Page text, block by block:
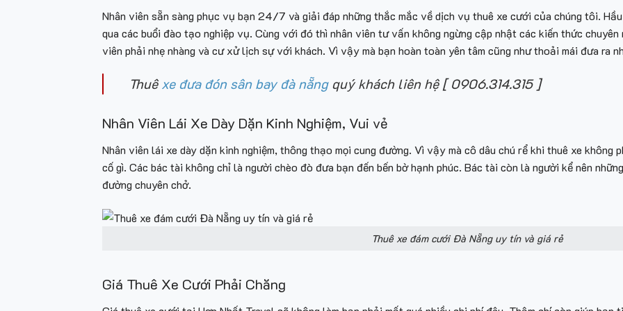
Nhân viên sẵn sàng phục vụ bạn 24/7 và giải đáp những thắc mắc về dịch vụ thuê xe cưới của chúng tôi.
qua các buổi đào tạo nghiệp vụ. Cùng với đó thì nhân viên tư vấn không ngừng cập nhật các kiến thức
viên phải nhẹ nhàng và cư xử lịch sự với khách. Vì vậy mà bạn hoàn toàn yên tâm cũng như thoải mái đưa ra
Thuê xe đưa đón sân bay đà nẵngquý khách liên hệ [ 0906.314.315 ]
Nhân Viên Lái Xe Dày Dặn Kinh Nghiệm, Vui vẻ
Nhân viên lái xe dày dặn kinh nghiệm, thông thạo mọi cung đường. Vì vậy mà cô dâu chú rể khi thuê xe
cố gì. Các bác tài không chỉ là người chèo đò đưa bạn đến bến bờ hạnh phúc. Bác tài còn là người kể nên
đường chuyên chở.
Thuê xe đám cưới Đà Nẵng uy tín và giá rẻ
Giá Thuê Xe Cưới Phải Chăng